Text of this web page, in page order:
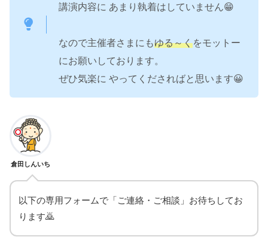
講演内容に あまり執着はしていません😁
なので主催者さまにもゆる～くをモットー
にお願いしております。
ぜひ気楽に やってくださればと思います😀
倉田しんいち
以下の専用フォームで「ご連絡・ご相談」お待ちしてお
ります🙇